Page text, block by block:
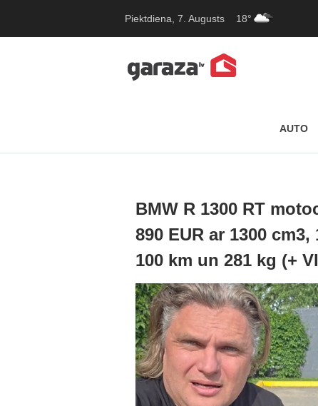
Piektdiena, 7. Augusts 18°
AUTO
BMW R 1300 RT
890 EUR ar 1300 cm3,
100 km un 281 kg (+